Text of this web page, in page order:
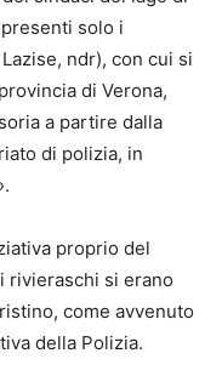
solo i
ndr), con cui si
di Verona,
a partire dalla
di polizia, in
proprio del
rivieraschi si erano
come avvenuto
della Polizia.